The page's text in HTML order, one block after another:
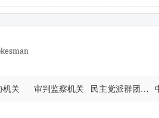
机关 审判监察机关 民主党派群团机关